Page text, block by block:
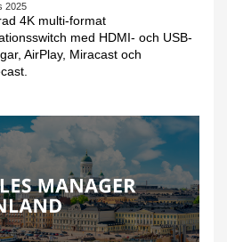
2025
4K multi-format
med HDMI- och USB-
AirPlay, Miracast och